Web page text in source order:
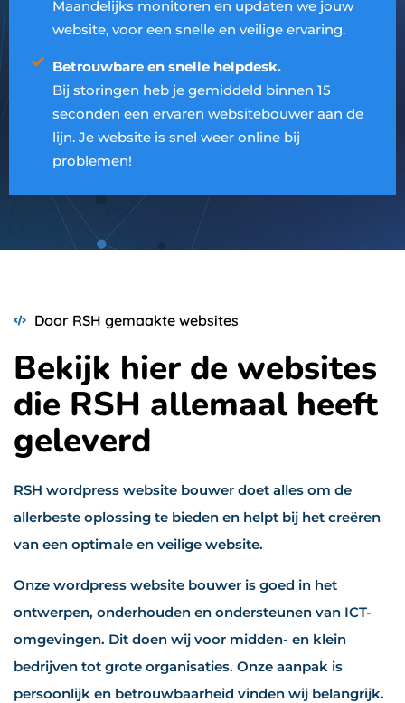
Maandelijks monitoren en updaten we jouw
website, voor een snelle en veilige ervaring.
Betrouwbare en snelle helpdesk.
Bij storingen heb je gemiddeld binnen 15
seconden een ervaren websitebouwer aan de
lijn. Je website is snel weer online bij
problemen!
Door RSH gemaakte websites
Bekijk hier de websites
die RSH allemaal heeft
geleverd
RSH wordpress website bouwer doet alles om de
allerbeste oplossing te bieden en helpt bij het creëren
van een optimale en veilige website.
Onze wordpress website bouwer is goed in het
ontwerpen, onderhouden en ondersteunen van ICT-
omgevingen. Dit doen wij voor midden- en klein
bedrijven tot grote organisaties. Onze aanpak is
persoonlijk en betrouwbaarheid vinden wij belangrijk.